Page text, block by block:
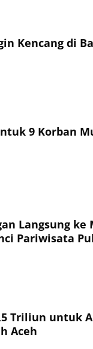
Kencang di
9 Korban
Langsung ke
Pariwisata
Triliun untuk
Aceh